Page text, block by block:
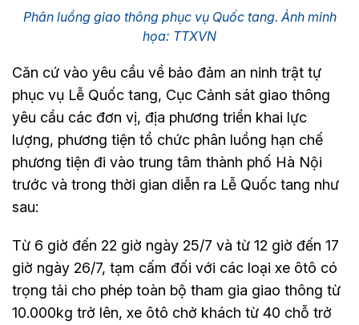
Phân luồng giao thông phục vụ Quốc tang. Ảnh minh
họa: TTXVN
Căn cứ vào yêu cầu về bảo đảm an ninh trật tự
phục vụ Lễ Quốc tang, Cục Cảnh sát giao thông
yêu cầu các đơn vị, địa phương triển khai lực
lượng, phương tiện tổ chức phân luồng hạn chế
phương tiện đi vào trung tâm thành phố Hà Nội
trước và trong thời gian diễn ra Lễ Quốc tang như
sau:
Từ 6 giờ đến 22 giờ ngày 25/7 và từ 12 giờ đến 17
giờ ngày 26/7, tạm cấm đối với các loại xe ôtô có
trọng tải cho phép toàn bộ tham gia giao thông từ
10.000kg trở lên, xe ôtô chở khách từ 40 chỗ trở